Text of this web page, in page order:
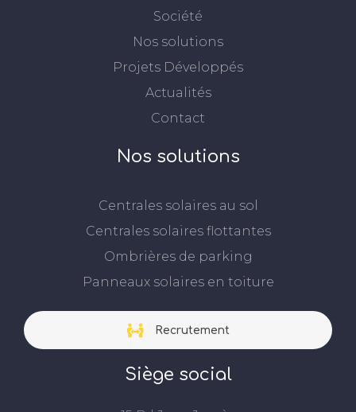
Société
Nos solutions
Projets Développés
Actualités
Contact
Nos solutions
Centrales solaires au sol
Centrales solaires flottantes
Ombrières de parking
Panneaux solaires en toiture
Recrutement
Siège social